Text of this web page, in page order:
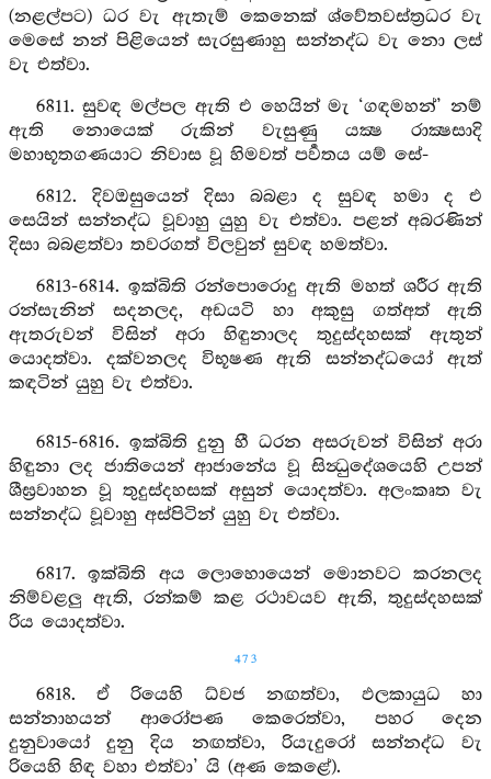
(නළල්පට) ධර වැ ඇතැම් කෙනෙක් ශ්වේතවස්ත්‍රධර වැ
මෙසේ නන් පිළියෙන් සැරසුණාහු සන්නද්ධ වැ නො ලස්
වැ එත්වා.
6811. සුවඳ මල්පල ඇති එ හෙයින් මැ ‘ගඳමහන්’ නම්
ඇති නොයෙක් රුකින් වැසුණු යක්‍ෂ රාක්‍ෂසාදි
මහාභූතගණයාට නිවාස වූ හිමවත් පර්‍වතය යම් සේ-
6812. දිවඔසුයෙන් දිසා බබළා ද සුවඳ හමා ද එ
සෙයින් සන්නද්ධ වූවාහු යුහු වැ එත්වා. පළන් අබරණින්
දිසා බබළත්වා තවරගත් විලවුන් සුවඳ හමත්වා.
6813-6814. ඉක්බිති රන්පොරොදු ඇති මහත් ශරීර ඇති
රන්සැනින් සදනලද, අඩයටි හා අකුසු ගත්අත් ඇති
ඇතරුවන් විසින් අරා හිඳුනාලද තුදුස්දහසක් ඇතුන්
යොදත්වා. දක්වනලද විභූෂණ ඇති සන්නද්ධයෝ ඇත්
කඳටින් යුහු වැ එත්වා.
6815-6816. ඉක්බිති දුනු හී ධරන අසරුවන් විසින් අරා
හිඳුනා ලද ජාතියෙන් ආජානේය වූ සින්‍ධුදේශයෙහි උපන්
ශීඝ්‍රවාහන වූ තුදුස්දහසක් අසුන් යොදත්වා. අලංකෘත වැ
සන්නද්ධ වූවාහු අස්පිටින් යුහු වැ එත්වා.
6817. ඉක්බිති අය ලොහොයෙන් මොනවට කරනලද
නිම්වළලු ඇති, රන්කම් කළ රථාවයව ඇති, තුදුස්දහසක්
රිය යොදත්වා.
473
6818. ඒ රියෙහි ධ්වජ නඟත්වා, ඵලකායුධ හා
සන්නාහයන් ආරෝපණ කෙරෙත්වා, පහර දෙන
දුනුවායෝ දුනු දිය නඟත්වා, රියැදුරෝ සන්නද්ධ වැ
රියෙහි හිඳ වහා එත්වා’ යි (අණ කෙළේ).